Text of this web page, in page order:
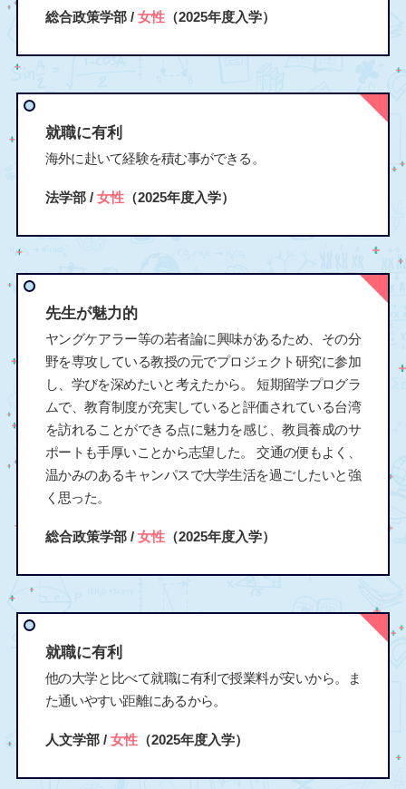
総合政策学部 / 女性（2025年度入学）
就職に有利
海外に赴いて経験を積む事ができる。
法学部 / 女性（2025年度入学）
先生が魅力的
ヤングケアラー等の若者論に興味があるため、その分
野を専攻している教授の元でプロジェクト研究に参加
し、学びを深めたいと考えたから。 短期留学プログラ
ムで、教育制度が充実していると評価されている台湾
を訪れることができる点に魅力を感じ、教員養成のサ
ポートも手厚いことから志望した。 交通の便もよく、
温かみのあるキャンパスで大学生活を過ごしたいと強
く思った。
総合政策学部 / 女性（2025年度入学）
就職に有利
他の大学と比べて就職に有利で授業料が安いから。ま
た通いやすい距離にあるから。
人文学部 / 女性（2025年度入学）